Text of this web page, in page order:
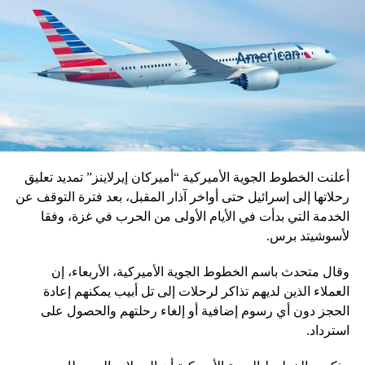
أعلنت الخطوط الجوية الأميركية “أميركان إيرلاينز” تمديد تعليق
رحلاتها إلى إسرائيل حتى أواخر آذار المقبل، بعد فترة التوقف عن
الخدمة التي بدأت في الأيام الأولى من الحرب في غزة، وفقا
لأسوشيتد برس.
وقال متحدث باسم الخطوط الجوية الأميركية، الأربعاء، إن
العملاء الذين لديهم تذاكر لرحلات إلى تل أبيب يمكنهم إعادة
الحجز دون أي رسوم إضافية أو إلغاء رحلتهم والحصول على
استرداد.